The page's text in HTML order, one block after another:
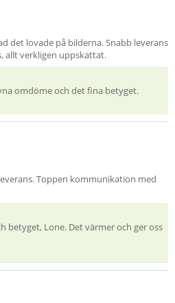
det lovade på bilderna. Snabb leverans
allt verkligen uppskattat.
omdöme och det fina betyget.
Toppen kommunikation med
betyget, Lone. Det värmer och ger oss